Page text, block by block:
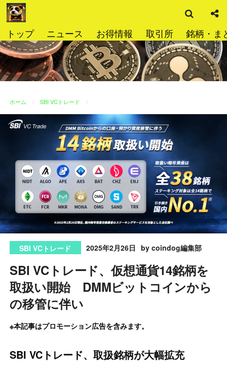
コ
ン
ン
ツ
へ
ス
プ
トップ ニュース お得情報 取引所 銘柄・ま
索
ホーム SBI VCトレード
SBI VCトレード 2025年2月26日 by coindog編集部
SBI VCトレード、仮想通貨14銘柄を
取扱い開始 DMMビットコインから
の移管に伴い
※本記事はプロモーション広告を含みます。
SBI VCトレード、取扱銘柄が大幅拡充